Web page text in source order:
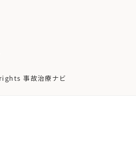
事故治療ナビ